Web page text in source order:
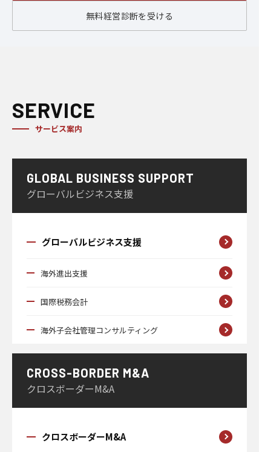
無料経営診断を受ける
SERVICE
サービス案内
GLOBAL BUSINESS SUPPORT
グローバルビジネス支援
グローバルビジネス支援
海外進出支援
国際税務会計
海外子会社管理コンサルティング
CROSS-BORDER M&A
クロスボーダーM&A
クロスボーダーM&A